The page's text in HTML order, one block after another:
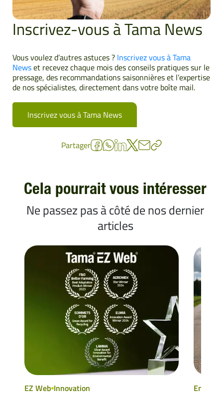
Inscrivez-vous à Tama News
Vous voulez d’autres astuces ? Inscrivez vous à Tama
Newset recevez chaque mois des conseils pratiques sur le
pressage, des recommandations saisonnières et l’expertise
de nos spécialistes, directement dans votre boîte mail.
Inscrivez vous à Tama News
Partager
Cela pourrait vous intéresser
Ne passez pas à côté de nos dernier
articles
EZ Web Innovation